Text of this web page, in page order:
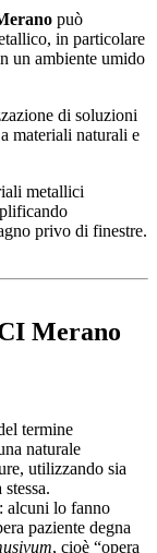
può
in particolare
un ambiente umido
di soluzioni
materiali naturali e
metallici
privo di finestre.
Merano
termine
naturale
utilizzando sia
alcuni lo fanno
paziente degna
, cioè “opera